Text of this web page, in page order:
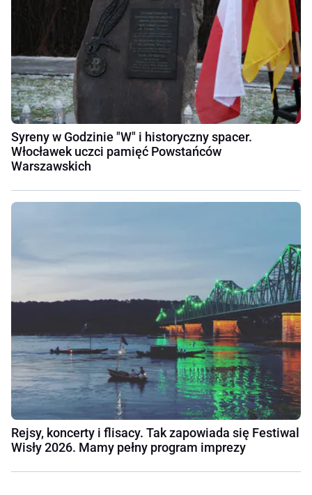
Syreny w Godzinie "W" i historyczny spacer.
Włocławek uczci pamięć Powstańców
Warszawskich
Rejsy, koncerty i flisacy. Tak zapowiada się Festiwal
Wisły 2026. Mamy pełny program imprezy